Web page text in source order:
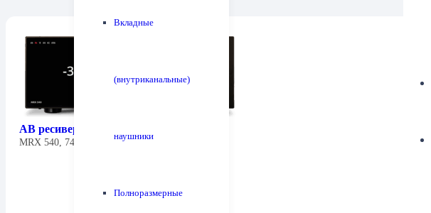
Вкладные
(внутриканальные)
наушники
Полноразмерные
АВ ресивер Anthem MRX 540 8К
MRX 540, 740 и 1140 —…